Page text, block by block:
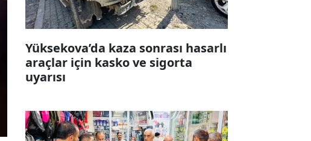
Yüksekova’da kaza sonrası hasarlı
araçlar için kasko ve sigorta
uyarısı